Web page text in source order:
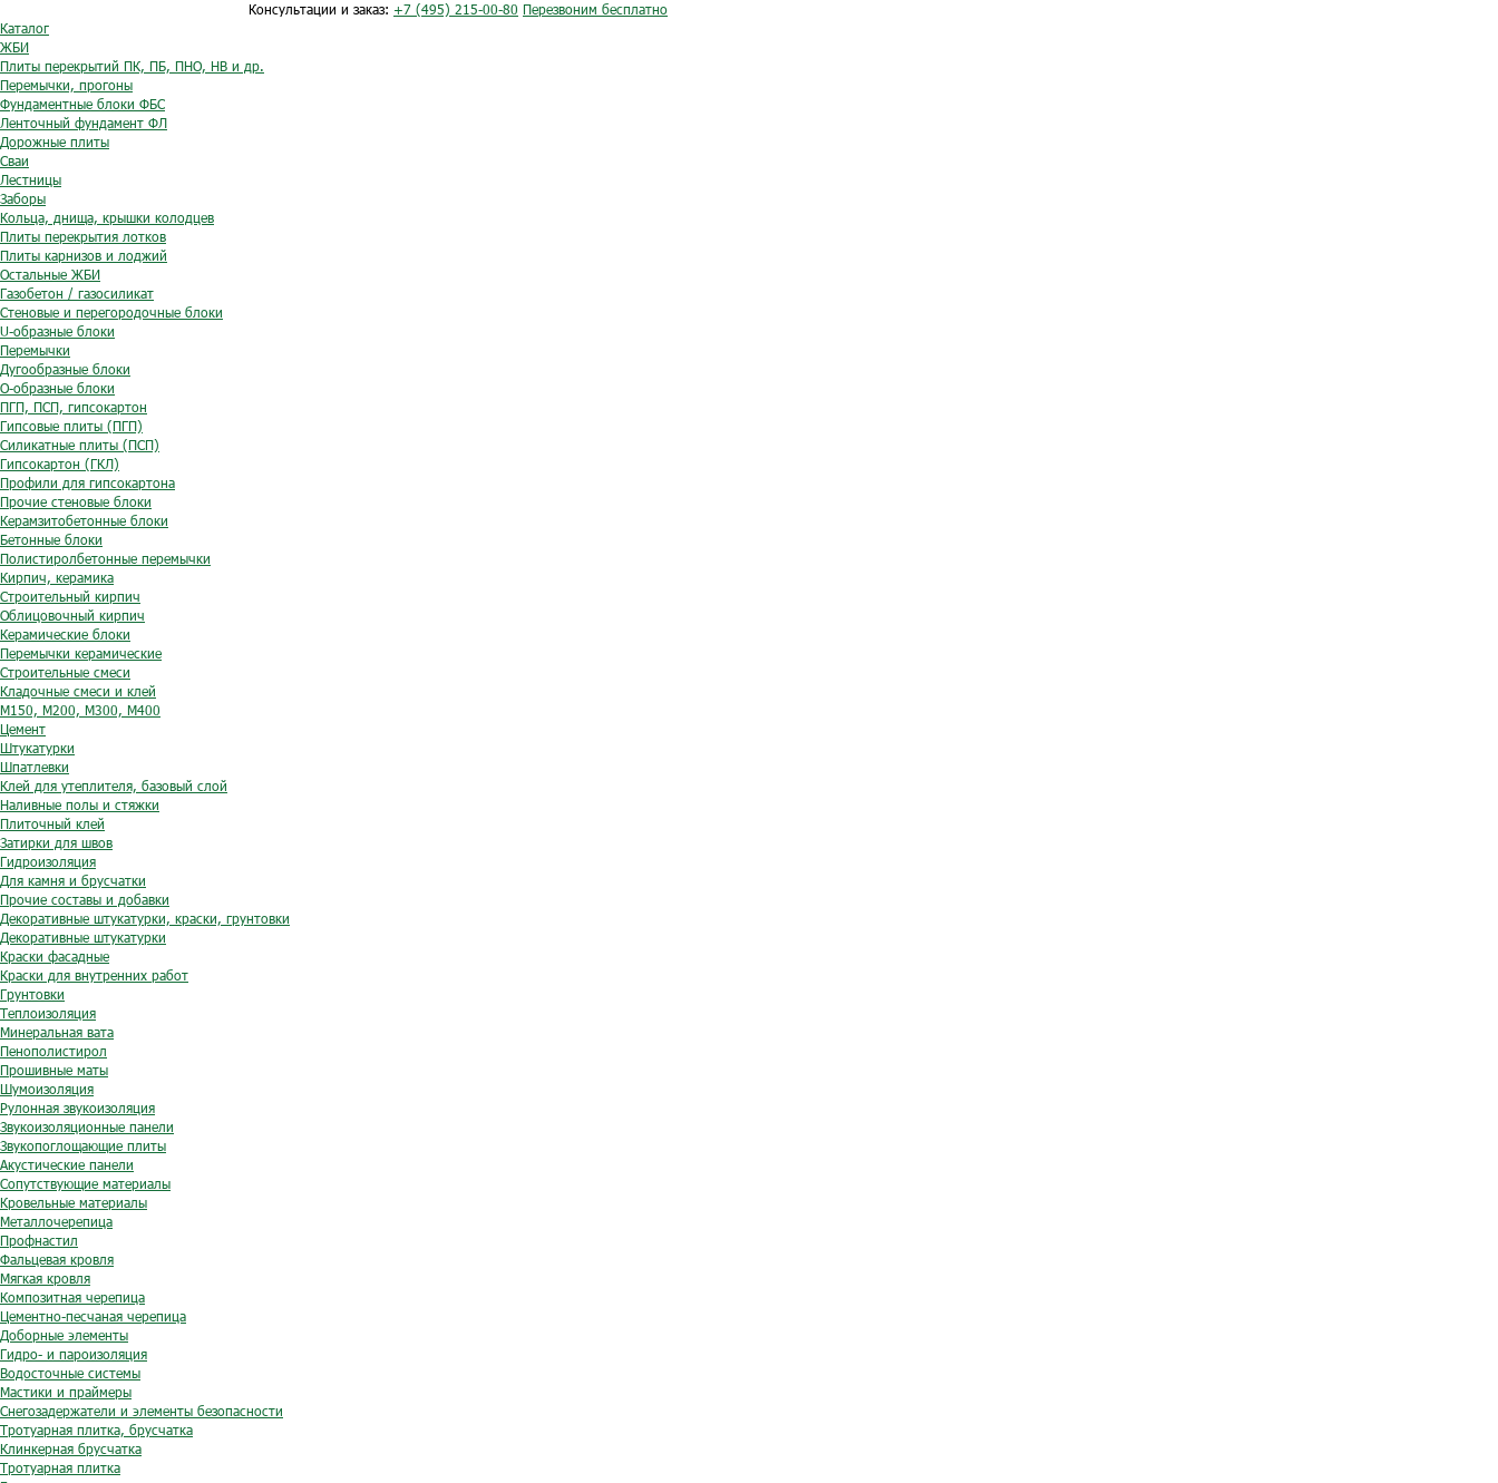
Консультации и заказ: +7 (495) 215-00-80 Перезвоним бесплатно
Каталог
ЖБИ
Плиты перекрытий ПК, ПБ, ПНО, НВ и др.
Перемычки, прогоны
Фундаментные блоки ФБС
Ленточный фундамент ФЛ
Дорожные плиты
Сваи
Лестницы
Заборы
Кольца, днища, крышки колодцев
Плиты перекрытия лотков
Плиты карнизов и лоджий
Остальные ЖБИ
Газобетон / газосиликат
Стеновые и перегородочные блоки
U-образные блоки
Перемычки
Дугообразные блоки
O-образные блоки
ПГП, ПСП, гипсокартон
Гипсовые плиты (ПГП)
Силикатные плиты (ПСП)
Гипсокартон (ГКЛ)
Профили для гипсокартона
Прочие стеновые блоки
Керамзитобетонные блоки
Бетонные блоки
Полистиролбетонные перемычки
Кирпич, керамика
Строительный кирпич
Облицовочный кирпич
Керамические блоки
Перемычки керамические
Строительные смеси
Кладочные смеси и клей
М150, М200, М300, М400
Цемент
Штукатурки
Шпатлевки
Клей для утеплителя, базовый слой
Наливные полы и стяжки
Плиточный клей
Затирки для швов
Гидроизоляция
Для камня и брусчатки
Прочие составы и добавки
Декоративные штукатурки, краски, грунтовки
Декоративные штукатурки
Краски фасадные
Краски для внутренних работ
Грунтовки
Теплоизоляция
Минеральная вата
Пенополистирол
Прошивные маты
Шумоизоляция
Рулонная звукоизоляция
Звукоизоляционные панели
Звукопоглощающие плиты
Акустические панели
Сопутствующие материалы
Кровельные материалы
Металлочерепица
Профнастил
Фальцевая кровля
Мягкая кровля
Композитная черепица
Цементно-песчаная черепица
Доборные элементы
Гидро- и пароизоляция
Водосточные системы
Мастики и праймеры
Снегозадержатели и элементы безопасности
Тротуарная плитка, брусчатка
Клинкерная брусчатка
Тротуарная плитка